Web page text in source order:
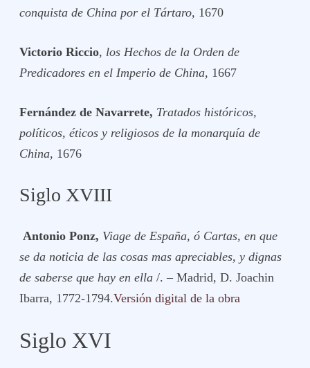
conquista de China por el Tártaro, 1670
Victorio Riccio, los Hechos de la Orden de
Predicadores en el Imperio de China, 1667
Fernández de Navarrete, Tratados históricos,
políticos, éticos y religiosos de la monarquía de
China, 1676
Siglo XVIII
Antonio Ponz, Viage de España, ó Cartas, en que
se da noticia de las cosas mas apreciables, y dignas
de saberse que hay en ella/. – Madrid, D. Joachin
Ibarra, 1772-1794.Versión digital de la obra
Siglo XVI